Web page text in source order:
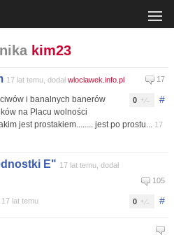
kim23
17 lat temu, dodał wloclawek.info.pl 17
#
0
i banalnych banerów
na Placu wolności
jest prostakiem........ jest po prostu... 17
E" 17 lat temu, dodał
105
#
0
17 lat temu